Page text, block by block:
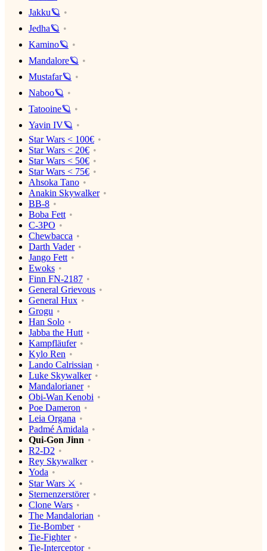
Jakku🪐
Jedha🪐
Kamino🪐
Mandalore🪐
Mustafar🪐
Naboo🪐
Tatooine🪐
Yavin IV🪐
Star Wars < 100€
Star Wars < 20€
Star Wars < 50€
Star Wars < 75€
Ahsoka Tano
Anakin Skywalker
BB-8
Boba Fett
C-3PO
Chewbacca
Darth Vader
Jango Fett
Ewoks
Finn FN-2187
General Grievous
General Hux
Grogu
Han Solo
Jabba the Hutt
Kampfläufer
Kylo Ren
Lando Calrissian
Luke Skywalker
Mandalorianer
Obi-Wan Kenobi
Poe Dameron
Leia Organa
Padmé Amidala
Qui-Gon Jinn
R2-D2
Rey Skywalker
Yoda
Star Wars ⚔️
Sternenzerstörer
Clone Wars
The Mandalorian
Tie-Bomber
Tie-Fighter
Tie-Interceptor